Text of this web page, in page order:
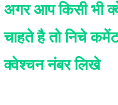
अगर आप किसी भी
चाहते है तो निचे
क्वेश्चन नंबर लिखे